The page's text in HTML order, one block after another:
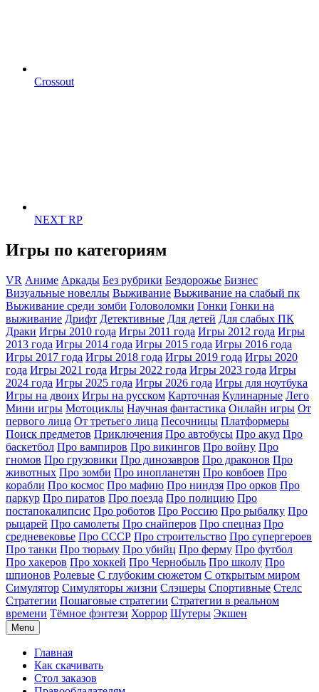
Crossout
NEXT RP
Игры по категориям
VR Аниме Аркады Без рубрики Бездорожье Бизнес
Визуальные новеллы Выживание Выживание на слабый пк
Выживание среди зомби Головоломки Гонки Гонки на
выживание Дрифт Детективные Для детей Для слабых ПК
Драки Игры 2010 года Игры 2011 года Игры 2012 года Игры
2013 года Игры 2014 года Игры 2015 года Игры 2016 года
Игры 2017 года Игры 2018 года Игры 2019 года Игры 2020
года Игры 2021 года Игры 2022 года Игры 2023 года Игры
2024 года Игры 2025 года Игры 2026 года Игры для ноутбука
Игры на двоих Игры на русском Карточная Кулинарные Лего
Мини игры Мотоциклы Научная фантастика Онлайн игры От
первого лица От третьего лица Песочницы Платформеры
Поиск предметов Приключения Про автобусы Про акул Про
баскетбол Про вампиров Про викингов Про войну Про
гномов Про грузовики Про динозавров Про драконов Про
животных Про зомби Про инопланетян Про ковбоев Про
корабли Про космос Про мафию Про ниндзя Про орков Про
паркур Про пиратов Про поезда Про полицию Про
постапокалипсис Про роботов Про Россию Про рыбалку Про
рыцарей Про самолеты Про снайперов Про спецназ Про
средневековье Про СССР Про строительство Про супергероев
Про танки Про тюрьму Про убийц Про ферму Про футбол
Про хакеров Про хоккей Про Чернобыль Про школу Про
шпионов Ролевые С глубоким сюжетом С открытым миром
Симулятор Симуляторы жизни Слэшеры Спортивные Стелс
Стратегии Пошаговые стратегии Стратегии в реальном
времени Тёмное фэнтези Хоррор Шутеры Экшен
Menu
Главная
Как скачивать
Стол заказов